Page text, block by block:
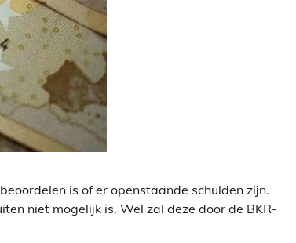
is of er openstaande schulden zijn.
niet mogelijk is. Wel zal deze door de BKR-